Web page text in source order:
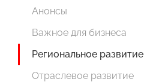
Анонсы
Важное для бизнеса
Региональное развитие
Отраслевое развитие